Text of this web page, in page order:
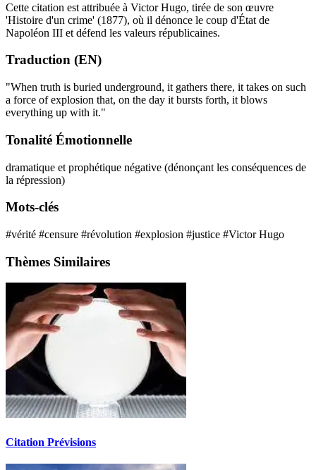
Cette citation est attribuée à Victor Hugo, tirée de son œuvre
'Histoire d'un crime' (1877), où il dénonce le coup d'État de
Napoléon III et défend les valeurs républicaines.
Traduction (EN)
"When truth is buried underground, it gathers there, it takes on such
a force of explosion that, on the day it bursts forth, it blows
everything up with it."
Tonalité Émotionnelle
dramatique et prophétique négative (dénonçant les conséquences de
la répression)
Mots-clés
#vérité #censure #révolution #explosion #justice #Victor Hugo
Thèmes Similaires
Citation Prévisions